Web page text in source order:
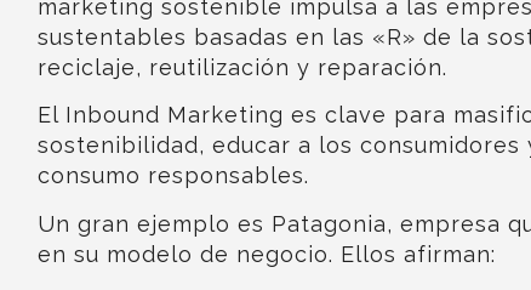
marketing sostenible impulsa a las
sustentables basadas en las «R» de la
reciclaje, reutilización y reparación.
El Inbound Marketing es clave para
sostenibilidad, educar a los
consumo responsables.
Un gran ejemplo es Patagonia, empresa
en su modelo de negocio. Ellos afirman: